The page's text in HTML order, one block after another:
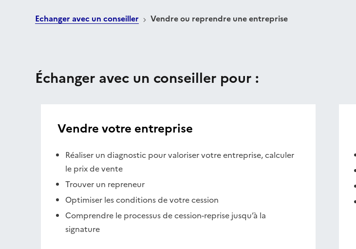
Echanger avec un conseiller Vendre ou reprendre une entreprise
Échanger avec un conseiller pour :
Vendre votre entreprise
Réaliser un diagnostic pour valoriser votre entreprise, calculer
le prix de vente
Trouver un repreneur
Optimiser les conditions de votre cession
Comprendre le processus de cession-reprise jusqu’à la
signature